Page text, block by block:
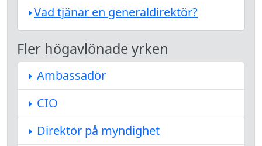
Vad tjänar en generaldirektör?
Fler högavlönade yrken
Ambassadör
CIO
Direktör på myndighet